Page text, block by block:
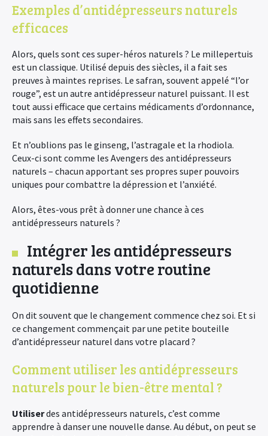
Exemples d’antidépresseurs naturels
efficaces
Alors, quels sont ces super-héros naturels ? Le millepertuis
est un classique. Utilisé depuis des siècles, il a fait ses
preuves à maintes reprises. Le safran, souvent appelé “l’or
rouge”, est un autre antidépresseur naturel puissant. Il est
tout aussi efficace que certains médicaments d’ordonnance,
mais sans les effets secondaires.
Et n’oublions pas le ginseng, l’astragale et la rhodiola.
Ceux-ci sont comme les Avengers des antidépresseurs
naturels – chacun apportant ses propres super pouvoirs
uniques pour combattre la dépression et l’anxiété.
Alors, êtes-vous prêt à donner une chance à ces
antidépresseurs naturels ?
Intégrer les antidépresseurs
naturels dans votre routine
quotidienne
On dit souvent que le changement commence chez soi. Et si
ce changement commençait par une petite bouteille
d’antidépresseur naturel dans votre placard ?
Comment utiliser les antidépresseurs
naturels pour le bien-être mental ?
Utiliserdes antidépresseurs naturels, c’est comme
apprendre à danser une nouvelle danse. Au début, on peut se